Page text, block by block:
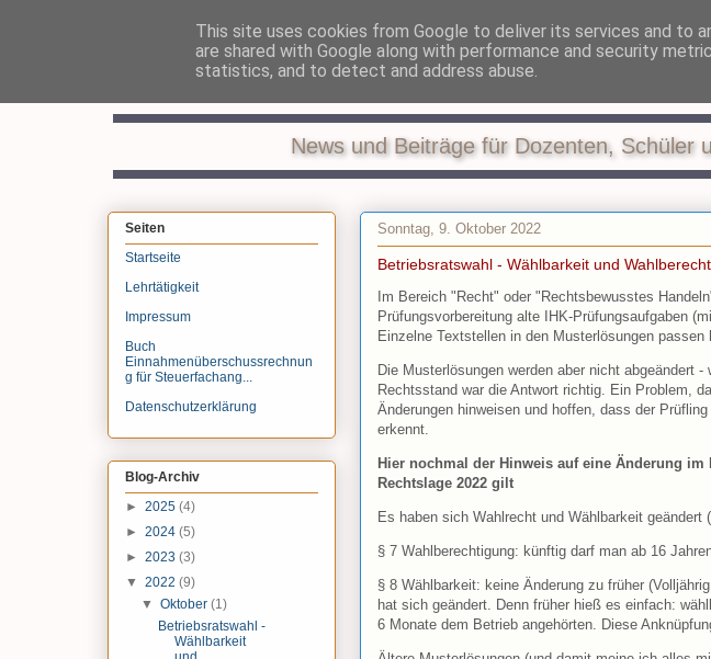
Recht und
News und Beiträge für Dozenten, Schüler
Sonntag, 9. Oktober 2022
Betriebsratswahl - Wählbarkeit und
Im Bereich "Recht" oder "Rechtsbewusstes
Prüfungsvorbereitung alte IHK-Prüfungsaufgaben
Einzelne Textstellen in den Musterlösungen passen
Die Musterlösungen werden aber nicht abgeändert
Rechtsstand war die Antwort richtig. Ein Problem,
Änderungen hinweisen und hoffen, dass der
erkennt.
Hier nochmal der Hinweis auf eine Änderung
Rechtslage 2022 gilt
Es haben sich Wahlrecht und Wählbarkeit
§ 7 Wahlberechtigung: künftig darf man ab 16
§ 8 Wählbarkeit: keine Änderung zu früher
hat sich geändert. Denn früher hieß es einfach:
6 Monate dem Betrieb angehörten. Diese
Seiten
Startseite
Lehrtätigkeit
Impressum
Buch
Einnahmenüberschussrechnun
g für Steuerfachang...
Datenschutzerklärung
Blog-Archiv
► 2025 (4)
► 2024 (5)
► 2023 (3)
▼ 2022 (9)
▼Oktober(1)
Betriebsratswahl -
Wählbarkeit
This site uses cookies from Google to deliver its services and to
are shared with Google along with performance and security
statistics, and to detect and address abuse.